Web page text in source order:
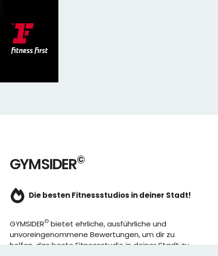
GYMSIDER©
Die besten Fitnessstudios in deiner Stadt!
GYMSIDER© bietet ehrliche, ausführliche und
unvoreingenommene Bewertungen, um dir zu
helfen, das beste Fitnessstudio in deiner Stadt zu